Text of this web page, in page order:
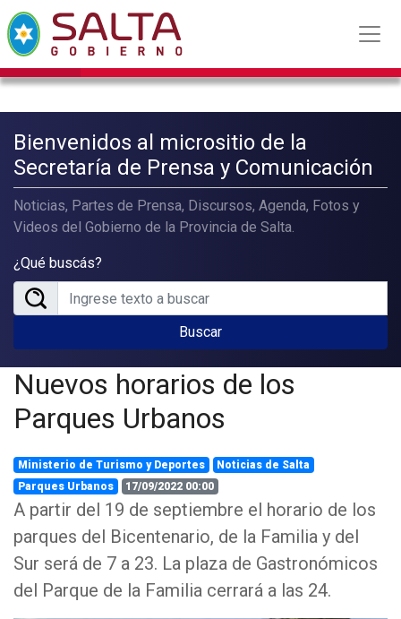
Bienvenidos al micrositio de la
Secretaría de Prensa y Comunicación
Noticias, Partes de Prensa, Discursos, Agenda, Fotos y
Videos del Gobierno de la Provincia de Salta.
¿Qué buscás?
Buscar
Nuevos horarios de los
Parques Urbanos
Ministerio de Turismo y Deportes
Noticias de Salta
Parques Urbanos
17/09/2022 00:00
A partir del 19 de septiembre el horario de los
parques del Bicentenario, de la Familia y del
Sur será de 7 a 23. La plaza de Gastronómicos
del Parque de la Familia cerrará a las 24.